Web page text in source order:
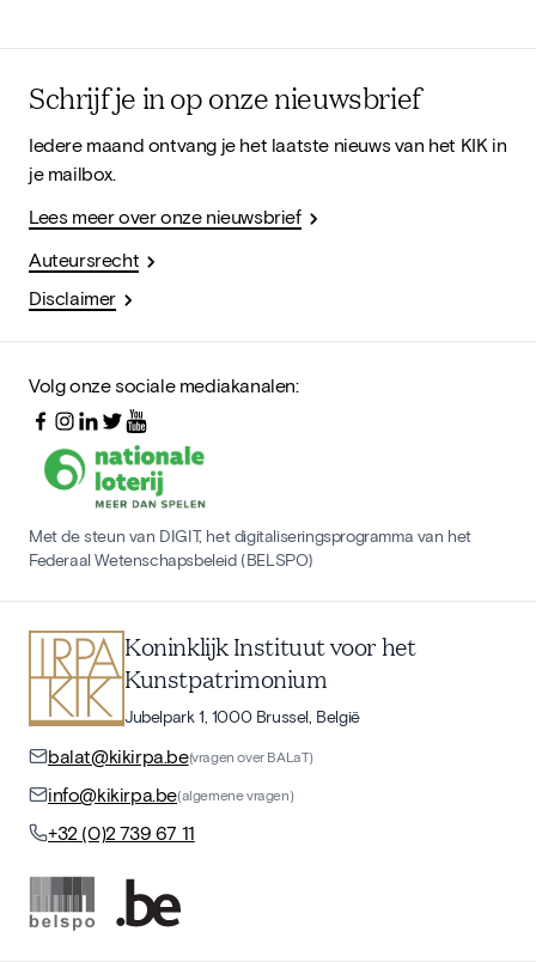
Schrijf je in op onze nieuwsbrief
Iedere maand ontvang je het laatste nieuws van het KIK in
je mailbox.
Lees meer over onze nieuwsbrief
Auteursrecht
Disclaimer
Volg onze sociale mediakanalen:
Met de steun van DIGIT, het digitaliseringsprogramma van het
Federaal Wetenschapsbeleid (BELSPO)
Koninklijk Instituut voor het
Kunstpatrimonium
Jubelpark 1, 1000 Brussel, België
balat@kikirpa.be(vragen over BALaT)
info@kikirpa.be(algemene vragen)
+32 (0)2 739 67 11